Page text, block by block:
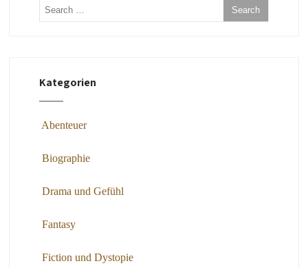
Kategorien
Abenteuer
Biographie
Drama und Gefühl
Fantasy
Fiction und Dystopie